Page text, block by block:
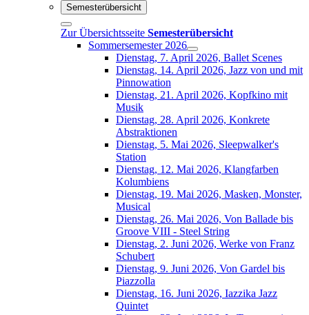
Semesterübersicht
Zur Übersichtsseite Semesterübersicht
Sommersemester 2026
Dienstag, 7. April 2026, Ballet Scenes
Dienstag, 14. April 2026, Jazz von und mit
Pinnowation
Dienstag, 21. April 2026, Kopfkino mit
Musik
Dienstag, 28. April 2026, Konkrete
Abstraktionen
Dienstag, 5. Mai 2026, Sleepwalker's
Station
Dienstag, 12. Mai 2026, Klangfarben
Kolumbiens
Dienstag, 19. Mai 2026, Masken, Monster,
Musical
Dienstag, 26. Mai 2026, Von Ballade bis
Groove VIII - Steel String
Dienstag, 2. Juni 2026, Werke von Franz
Schubert
Dienstag, 9. Juni 2026, Von Gardel bis
Piazzolla
Dienstag, 16. Juni 2026, Iazzika Jazz
Quintet